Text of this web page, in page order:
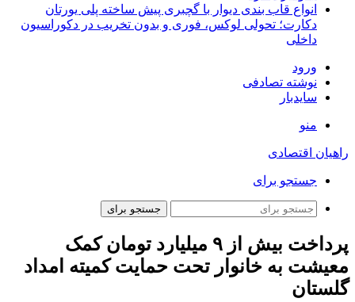
انواع قاب بندی دیوار با گچبری پیش ساخته پلی یورتان
دکارت؛ تحولی لوکس، فوری و بدون تخریب در دکوراسیون
داخلی
ورود
نوشته تصادفی
سایدبار
منو
راهیان اقتصادی
جستجو برای
جستجو برای
پرداخت بیش از ۹ میلیارد تومان کمک
معیشت به خانوار تحت حمایت کمیته امداد
گلستان